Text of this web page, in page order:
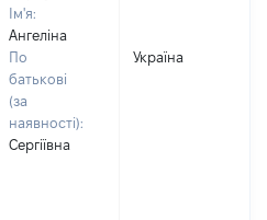
Ім'я:
Ангеліна
По
батькові
(за
наявності):
Сергіївна
Україна